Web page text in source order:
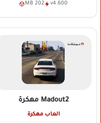
v4.600
202 MB
Madout2 مهكرة
العاب مهكرة